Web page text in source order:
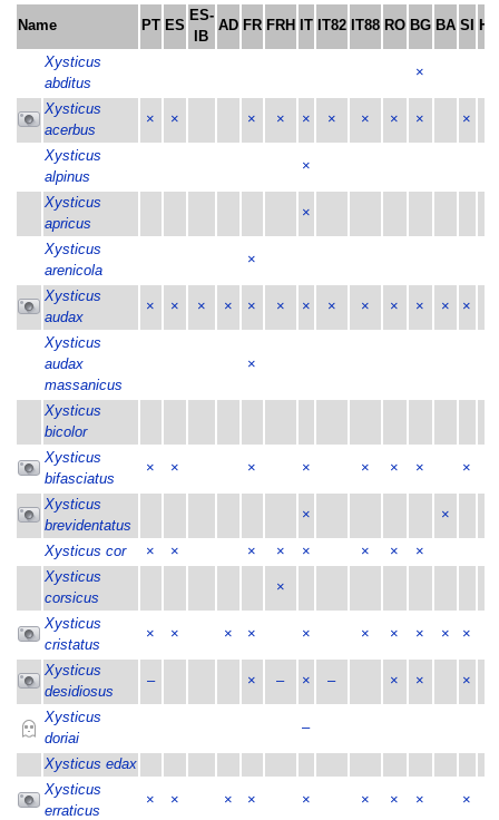
Name PT ES
ES-
IB
AD FR FRH IT IT82 IT88 RO BG BA SI HR
Xysticus
abditus
×
Xysticus
acerbus
× × × × × × × × × ×
Xysticus
alpinus
×
Xysticus
apricus
×
Xysticus
arenicola
×
Xysticus
audax
× × × × × × × × × × × × ×
Xysticus
audax
massanicus
×
Xysticus
bicolor
Xysticus
bifasciatus
× × × × × × × ×
Xysticus
brevidentatus
× ×
Xysticus cor × × × × × × × ×
Xysticus
corsicus
×
Xysticus
cristatus
× × × × × × × × × ×
Xysticus
desidiosus
– × – × – × × ×
Xysticus
doriai
–
Xysticus edax
Xysticus
erraticus
× × × × × × × × ×